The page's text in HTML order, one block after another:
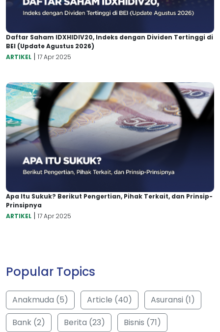
Daftar Saham IDXHIDIV20, Indeks dengan Dividen Tertinggi di
BEI (Update Agustus 2026)
ARTIKEL | 17 Apr 2025
Apa Itu Sukuk? Berikut Pengertian, Pihak Terkait, dan Prinsip-
Prinsipnya
ARTIKEL | 17 Apr 2025
Popular Topics
Anakmuda (5) Article (40)
Asuransi (1)
Bank (2)
Berita (23)
Bisnis (71)